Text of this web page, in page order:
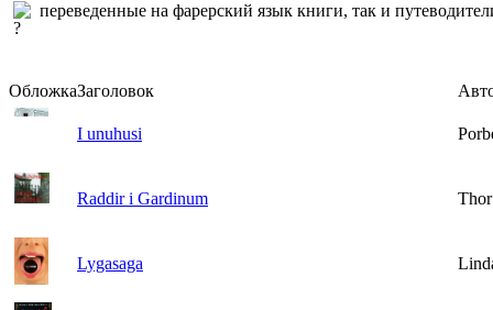
переведенные на фарерский язык книги, так и
ОбложкаЗаголовок
I unuhusi
Raddir i Gardinum
Lygasaga